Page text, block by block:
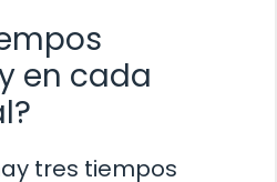
en cada
tres tiempos